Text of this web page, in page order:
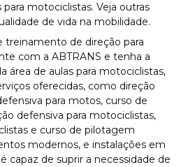
motociclistas. Veja outras
de vida na mobilidade.
treinamento de direção para
com a ABTRANS e tenha a
área de aulas para motociclistas,
oferecidas, como direção
para motos, curso de
defensiva para motociclistas,
e curso de pilotagem
modernos, e instalações em
capaz de suprir a necessidade de